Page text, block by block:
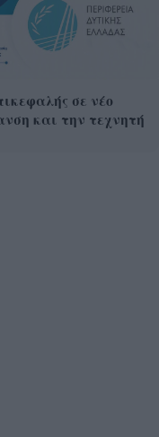
σε νέο
και την τεχνητή